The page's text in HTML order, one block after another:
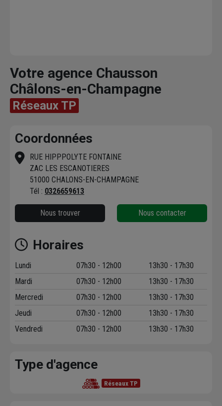
Votre agence Chausson
Châlons-en-Champagne
Réseaux TP
Coordonnées
RUE HIPPPOLYTE FONTAINE
ZAC LES ESCANOTIERES
51000 CHALONS-EN-CHAMPAGNE
Tél : 0326659613
Nous trouver Nous contacter
Horaires
Lundi 07h30 - 12h00
13h30 - 17h30
Mardi
07h30 - 12h00
13h30 - 17h30
Mercredi
07h30 - 12h00
13h30 - 17h30
Jeudi
07h30 - 12h00
13h30 - 17h30
Vendredi
07h30 - 12h00 13h30 - 17h30
Type d'agence
Réseaux TP